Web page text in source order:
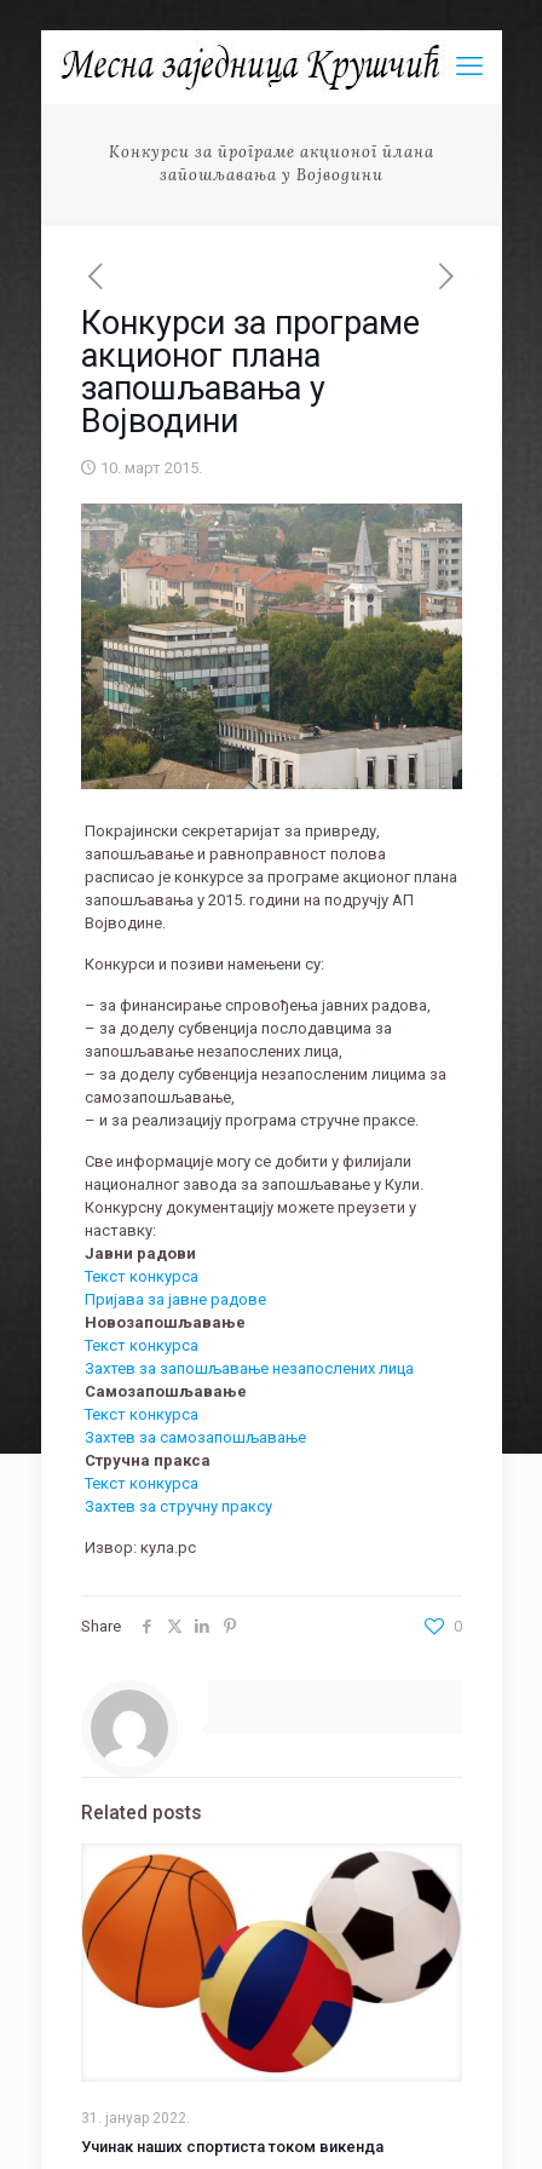
Конкурси за програме акционог плана
запошљавања у Војводини
Конкурси за програме
акционог плана
запошљавања у
Војводини
10. март 2015.
Покрајински секретаријат за привреду,
запошљавање и равноправност полова
расписао је конкурсе за програме акционог плана
запошљавања у 2015. години на подручју АП
Војводине.
Конкурси и позиви намењени су:
– за финансирање спровођења јавних радова,
– за доделу субвенција послодавцима за
запошљавање незапослених лица,
– за доделу субвенција незапосленим лицима за
самозапошљавање,
– и за реализацију програма стручне праксе.
Све информације могу се добити у филијали
националног завода за запошљавање у Кули.
Конкурсну документацију можете преузети у
наставку:
Јавни радови
Текст конкурса
Пријава за јавне радове
Новозапошљавање
Текст конкурса
Захтев за запошљавање незапослених лица
Самозапошљавање
Текст конкурса
Захтев за самозапошљавање
Стручна пракса
Текст конкурса
Захтев за стручну праксу
Извор: кула.рс
Share 0
Related posts
31. јануар 2022.
Учинак наших спортиста током викенда